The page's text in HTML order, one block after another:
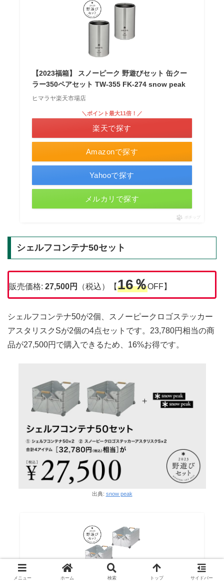
【2023福箱】 スノーピーク 野遊びセット 缶クー
ラー350ペアセット TW-355 FK-274 snow peak
ヒマラヤ楽天市場店
Amazonで探す
＼ポイント最大11倍！／
楽天で探す
Yahooで探す
メルカリで探す
ポチップ
シェルフコンテナ50セット
販売価格: 27,500円 （税込）【16％OFF】
シェルフコンテナ50が2個、スノーピークロゴステッカー
アスタリスクSが2個の4点セットです。23,780円相当の商
品が27,500円で購入できるため、16%お得です。
出典: snow peak
メニュー ホーム 検索 トップ サイドバー